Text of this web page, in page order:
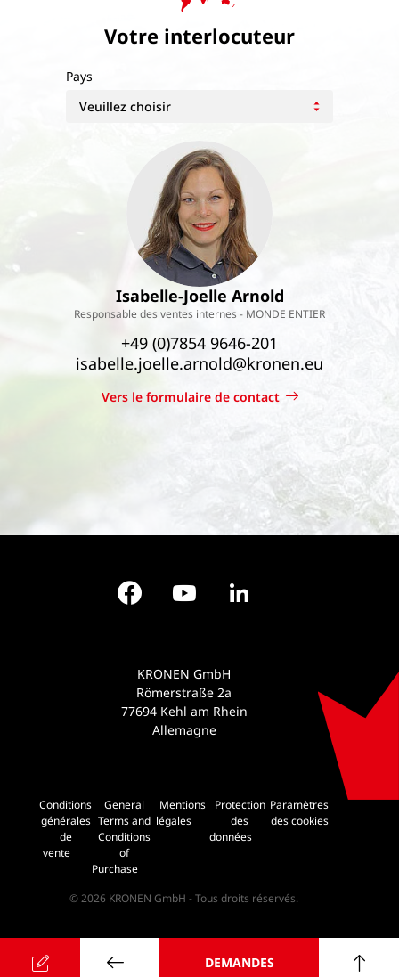
DEMANDES
Votre interlocuteur
Pays
Isabelle-Joelle Arnold
Responsable des ventes internes - MONDE ENTIER
+49 (0)7854 9646-201
isabelle.joelle.arnold@kronen.eu
Vers le formulaire de contact
FacebookYouTube
Conditions
générales
de
vente
General
Terms and
Conditions
of
Purchase
Mentions
légales
Protection
des
données
Paramètres
des cookies
© 2026 KRONEN GmbH - Tous droits réservés.
KRONEN GmbH
Römerstraße 2a
77694 Kehl am Rhein
Allemagne